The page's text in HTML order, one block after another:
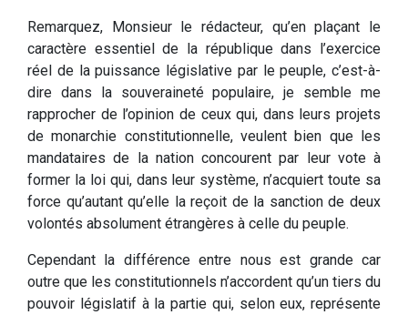
Remarquez, Monsieur le rédacteur, qu’en plaçant le
caractère essentiel de la république dans l’exercice
réel de la puissance législative par le peuple, c’est-à-
dire dans la souveraineté populaire, je semble me
rapprocher de l’opinion de ceux qui, dans leurs projets
de monarchie constitutionnelle, veulent bien que les
mandataires de la nation concourent par leur vote à
former la loi qui, dans leur système, n’acquiert toute sa
force qu’autant qu’elle la reçoit de la sanction de deux
volontés absolument étrangères à celle du peuple.
Cependant la différence entre nous est grande car
outre que les constitutionnels n’accordent qu’un tiers du
pouvoir législatif à la partie qui, selon eux, représente